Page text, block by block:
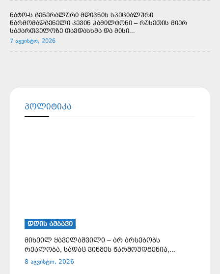
ნატო-ს გენერალური მდივნის სპეციალური
წარმომადგენელი კევინ ჰამილტონი – რუსეთის მიერ
საქართველოზე თავდასხმა და მისი...
7 აგვისტო, 2026
ᲞᲝᲚᲘᲢᲘᲙᲐ
ᲓᲦᲘᲡ ᲐᲛᲑᲐᲕᲘ
მიხეილ ყაველაშვილი – არ არსებობს
რეალობა, სადაც ვინმეს წარმოუდგენია,...
8 აგვისტო, 2026